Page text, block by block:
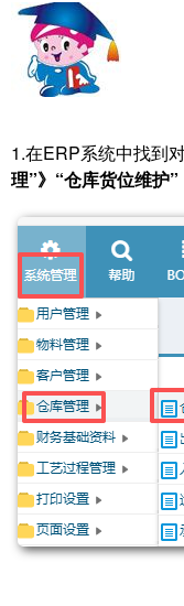
1.在ERP系统中找到
理”》“仓库货位维护”